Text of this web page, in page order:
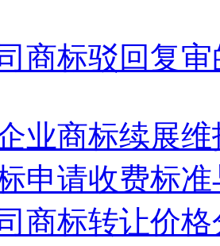
商标驳回复
业商标续展
申请收费标
商标转让价